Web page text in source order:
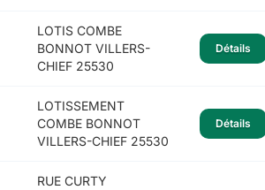
LOTIS COMBE
BONNOT VILLERS-
CHIEF 25530
Détails
LOTISSEMENT
COMBE BONNOT
VILLERS-CHIEF 25530
Détails
RUE CURTY